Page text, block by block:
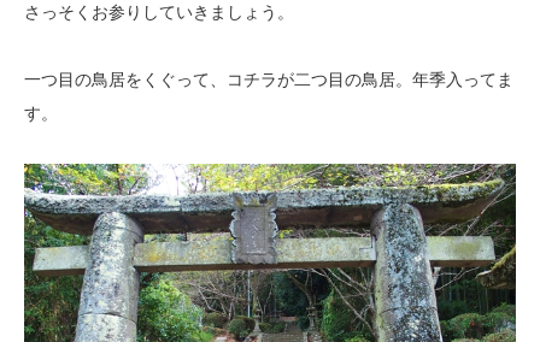
さっそくお参りしていきましょう。
一つ目の鳥居をくぐって、コチラが二つ目の鳥居。年季入ってま
す。